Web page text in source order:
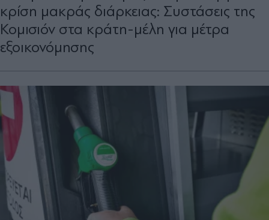
κρίση μακράς διάρκειας: Συστάσεις της
Κομισιόν στα κράτη-μέλη για μέτρα
εξοικονόμησης